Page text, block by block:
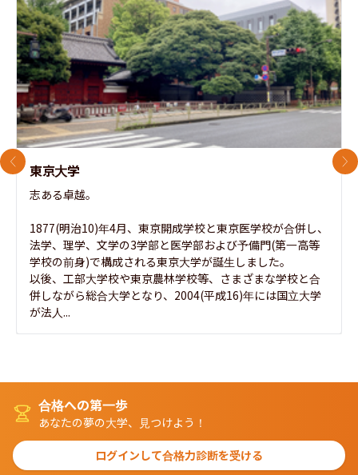
東京大学
志ある卓越。
1877(明治10)年4月、東京開成学校と東京医学校が合併し、
法学、理学、文学の3学部と医学部および予備門(第一高等
学校の前身)で構成される東京大学が誕生しました。
以後、工部大学校や東京農林学校等、さまざまな学校と合
併しながら総合大学となり、2004(平成16)年には国立大学
が法人...
前のスライド 次
合格への第一歩
あなたの夢の大学、見つけよう！
ログインして合格力診断を受ける